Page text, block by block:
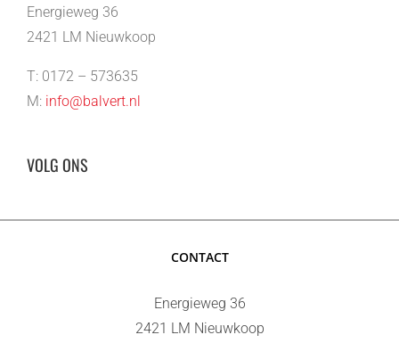
Energieweg 36
2421 LM Nieuwkoop
T: 0172 – 573635
M: info@balvert.nl
VOLG ONS
CONTACT
Energieweg 36
2421 LM Nieuwkoop